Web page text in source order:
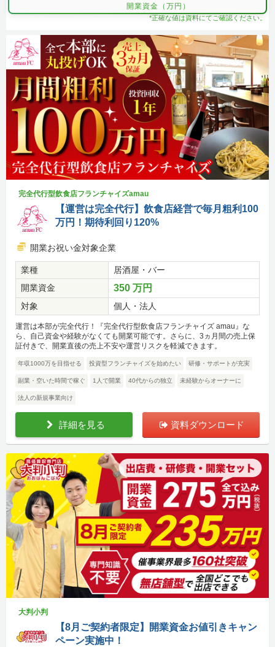
開業資金（万円）
*正確な値は資料にてご確認ください。
完全代行型飲食店フランチャイズamau
【運営は完全代行】飲食店経営で毎月粗利100
万円！期待利回り120%
開業お祝い金対象企業
業種
居酒屋・バー
開業資金
350 万円
対象 個人・法人
運営は本部が完全代行！『完全代行型飲食店フランチャイズ amau』な
ら、自己資金や経験がなくても開業可能です。さらに、3ヵ月間の売上保
証付きで、開業直後の売上不安や運営リスクを軽減できます。
年収1000万を目指せる 投資型フランチャイズを始めたい 研修・サポートが充実
副業・空いた時間で稼ぐ 1人で開業 40代からの独立 未経験からオーナーに
法人の新規事業向け
詳細を見る 資料ダウンロード
大判小判
【8月ご契約者限定】開業資金お値引きキャン
ペーン実施中！